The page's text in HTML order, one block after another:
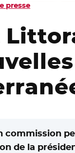
presse
commission
de la